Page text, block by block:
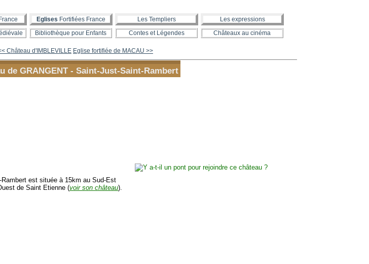
Eglises Fortifiées France Les Templiers
Les expressions
Bibliothèque pour Enfants Contes et Légendes Châteaux au cinéma
Château d'IMBLEVILLE Eglise fortifiée de MACAU >>
de GRANGENT - Saint-Just-Saint-Rambert
est située à 15km au Sud-Est
de Saint Etienne (voir son château).